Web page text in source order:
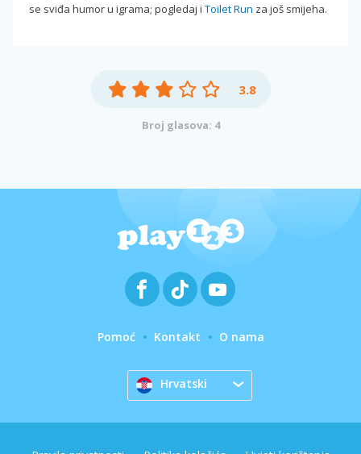
se sviđa humor u igrama; pogledaj i Toilet Run za još smijeha.
3.8
Broj glasova: 4
Pomoć Kontakt O nama
Hrvatski